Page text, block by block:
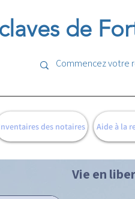
de
des notaires Aide à la
Vie en